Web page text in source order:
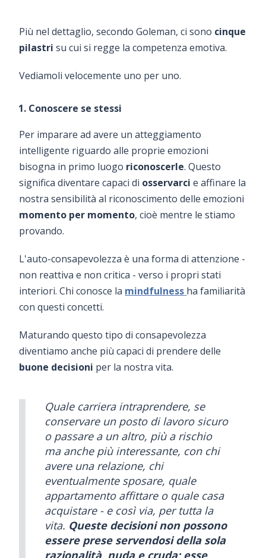
Più nel dettaglio, secondo Goleman, ci sono cinque
pilastri su cui si regge la competenza emotiva.
Vediamoli velocemente uno per uno.
1. Conoscere se stessi
Per imparare ad avere un atteggiamento
intelligente riguardo alle proprie emozioni
bisogna in primo luogo riconoscerle. Questo
significa diventare capaci di osservarci e affinare la
nostra sensibilità al riconoscimento delle emozioni
momento per momento, cioè mentre le stiamo
provando.
L'auto-consapevolezza è una forma di attenzione -
non reattiva e non critica - verso i propri stati
interiori. Chi conosce la mindfulness ha familiarità
con questi concetti.
Maturando questo tipo di consapevolezza
diventiamo anche più capaci di prendere delle
buone decisioni per la nostra vita.
Quale carriera intraprendere, se
conservare un posto di lavoro sicuro
o passare a un altro, più a rischio
ma anche più interessante, con chi
avere una relazione, chi
eventualmente sposare, quale
appartamento affittare o quale casa
acquistare - e così via, per tutta la
vita. Queste decisioni non possono
essere prese servendosi della sola
razionalità, nuda e cruda; esse